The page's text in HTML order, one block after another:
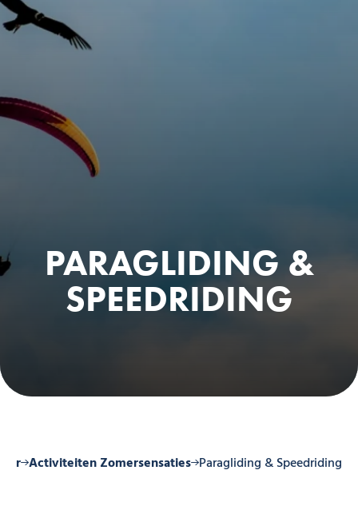
PARAGLIDING &
SPEEDRIDING
Activiteiten Zomersensaties Paragliding & Speedriding